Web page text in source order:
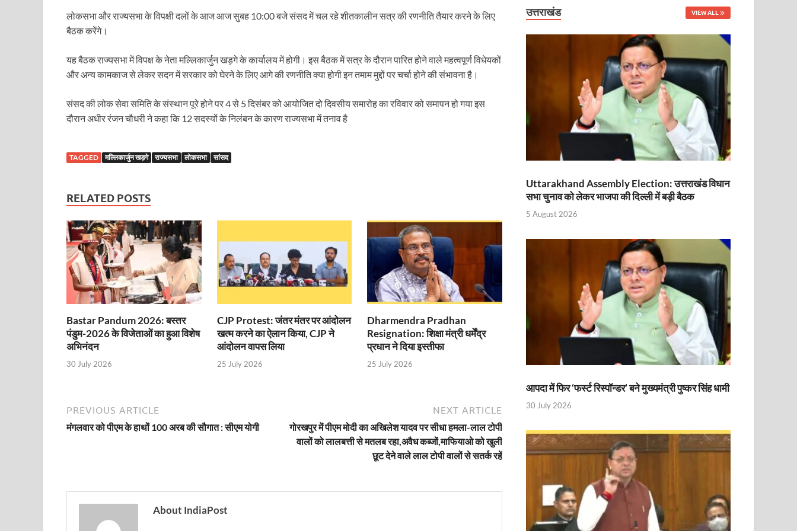
Uttarakhand Female Boxer: मुख्यमंत्री धामी से मिलीं अंतरराष्ट्रीय स्तर पर पदक जीतने वाली उत्तराखंड की महिला मुक्केबाज, मुख्यमंत्री ने किया सम्मानित
UP Kanwar Yatra: कांवड़ यात्रा से पहले सभी धार्मिक स्थलों पर होंगे विद्युत सुरक्षा के विशेष इंतजाम
Bharat Tex 2026: टेक्सटाइल निवेश के प्रमुख गंतव्य के रूप में उभरा उत्तर प्रदेश
Shri Ram Mandir: श्रीराम मंदिर चढ़ावा चोरी के आरोपियों को वीआईपी सुविधा मिलने की खबरों का जेल प्रशासन ने किया खंडन
CM Yogi Barabanki Visit: मुख्यमंत्री योगी आदित्यनाथ सोमवार को बाराबंकी दौरे पर रहेंगे, विकास परियोजनाओं की देंगे सौगात
The Kshitij Show: द क्षितिज शो में पहुंचे जुयाल और निहारिका NM
Shri Kashi Vishwanath Mandir: उत्तरकाशी में CM पुष्कर सिंह धामी के CM के रूप में 5 वर्ष पूर्ण होने पर श्री काशी विश्वनाथ मंदिर में विशेष पूजा-अर्चना
Dr.Teejan Bai: विश्वविख्यात पंडवानी गायिका, पद्म विभूषण डॉ. तीजन बाई के निधन
Khatipura Mega Coach Care Terminal: खातीपुरा में 205 करोड़ की लागत से बना हाईटेक टर्मिनल, अब ऐसे होगा कोचो का मेंटेनेंस
Sundarpura Railway Station: खाटू श्याम जी के भक्तो को रेलवे ने दिया बड़ा गिफ़्ट
Jan-Jan Ki Sarkar Abhiyan: 4 जुलाई से फिर शुरु होगा ‘जन जन की सरकार-जन जन के द्वार’ कार्यकम
आ गई यूपी बीजेपी संगठन की लिस्ट, देखिए कौन-कौन है इस सूची में
Chhattisgarh UCC: छत्तीसगढ़ में UCC का खाका तैयार करेगी देसाई समिति, लागू करने की प्रक्रिया शुरू
राजमिस्त्री, किसान और शिक्षक परिवारों के बेटे यूपीएससी की राह पर, ट्राइबल यूथ हॉस्टल के युवाओं को मुख्यमंत्री का मार्गदर्शन
संयुक्त निदेशक के एस चौहान ने मुख्यमंत्री को भेंट की अपनी पुस्तक
New haryana Industrial Policy: मुख्यमंत्री नायब सिंह सैनी की अध्यक्षता में उद्योगपतियों के साथ उच्च स्तरीय बैठक
Modern Composite Sleepers: एआई की मदद से ट्रैक की होगी अब और बेहतर निगरानी
Char Dham Yatra Action Plan: चारधाम यात्रा-2026 को लेकर सीएम धामी का सख्त एक्शन प्लान तैयार
लोकसभा और राज्यसभा के विपक्षी दलों के आज आज सुबह 10:00 बजे संसद में चल रहे शीतकालीन सत्र की रणनीति तैयार करने के लिए
बैठक करेंगे।
यह बैठक राज्यसभा में विपक्ष के नेता मल्लिकार्जुन खड़गे के कार्यालय में होगी। इस बैठक में सत्र के दौरान पारित होने वाले महत्वपूर्ण विधेयकों
और अन्य कामकाज से लेकर सदन में सरकार को घेरने के लिए आगे की रणनीति क्या होगी इन तमाम मुद्दों पर चर्चा होने की संभावना है।
संसद की लोक सेवा समिति के संस्थान पूरे होने पर 4 से 5 दिसंबर को आयोजित दो दिवसीय समारोह का रविवार को समापन हो गया इस
दौरान अधीर रंजन चौधरी ने कहा कि 12 सदस्यों के निलंबन के कारण राज्यसभा में तनाव है
TAGGED मल्लिकार्जुन खड़गे राज्यसभा लोकसभा सांसद
RELATED POSTS
Bastar Pandum 2026: बस्तर
पंडुम-2026 के विजेताओं का हुआ विशेष
अभिनंदन
30 July 2026
CJP Protest: जंतर मंतर पर आंदोलन
खत्म करने का ऐलान किया, CJP ने
आंदोलन वापस लिया
25 July 2026
Dharmendra Pradhan
Resignation: शिक्षा मंत्री धर्मेंद्र
प्रधान ने दिया इस्तीफा
25 July 2026
PREVIOUS ARTICLE
मंगलवार को पीएम के हाथों 100 अरब की सौगात : सीएम योगी
NEXT ARTICLE
गोरखपुर में पीएम मोदी का अखिलेश यादव पर सीधा हमला-लाल टोपी
वालों को लालबत्ती से मतलब रहा,अवैध कब्जों,माफियाओ को खुली
छूट देने वाले लाल टोपी वालों से सतर्क रहें
About IndiaPost
उत्तराखंड VIEW ALL
Uttarakhand Assembly Election: उत्तराखंड विधान
सभा चुनाव को लेकर भाजपा की दिल्ली में बड़ी बैठक
5 August 2026
आपदा में फिर ‘फर्स्ट रिस्पॉन्डर’ बने मुख्यमंत्री पुष्कर सिंह धामी
30 July 2026